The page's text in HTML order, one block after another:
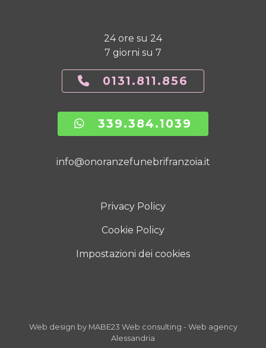
24 ore su 24
7 giorni su 7
0131.811.856
339.384.1039
info@onoranzefunebrifranzoia.it
Privacy Policy
Cookie Policy
Impostazioni dei cookies
Web design by MABE23 Web consulting - Web agency
Alessandria